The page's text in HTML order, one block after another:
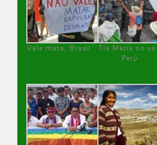
Vale mata, Brasil
Tía María no va
Perú